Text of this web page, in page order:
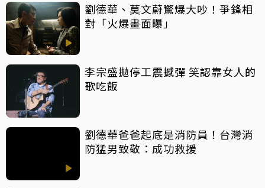
劉德華、莫文蔚驚爆大吵！爭鋒相
對「火爆畫面曝」
李宗盛拋停工震撼彈 笑認靠女人的
歌吃飯
劉德華爸爸起底是消防員！台灣消
防猛男致敬：成功救援